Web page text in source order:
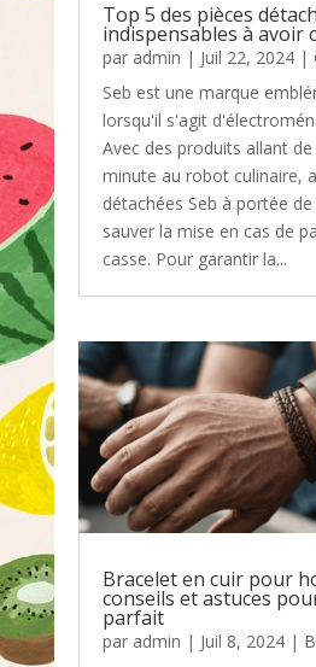
Top 5 des pièces
indispensables à avoir
par admin | Juil 22, 2024|
Seb est une marque
lorsqu'il s'agit
Avec des produits allant
minute au robot culinaire,
détachées Seb à portée
sauver la mise en cas de
casse. Pour garantir la...
Bracelet en cuir pour
conseils et astuces
parfait
par admin | Juil 8, 2024|